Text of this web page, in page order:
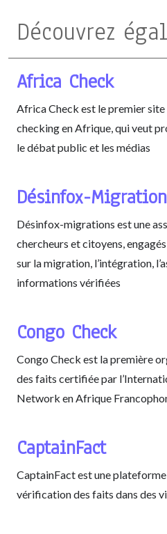
Découvrez
Africa Check
Africa Check est le premier
checking en Afrique, qui veut
le débat public et les médias
Désinfox-
Désinfox-migrations est une
chercheurs et citoyens,
sur la migration, l’intégration,
informations vérifiées
Congo Check
Congo Check est la première
des faits certifiée par
Network en Afrique
CaptainFact
CaptainFact est une
vérification des faits dans des